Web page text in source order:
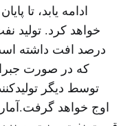
ادامه یابد، تا
درصد افت داشته
که در صورت
اوج خواهد